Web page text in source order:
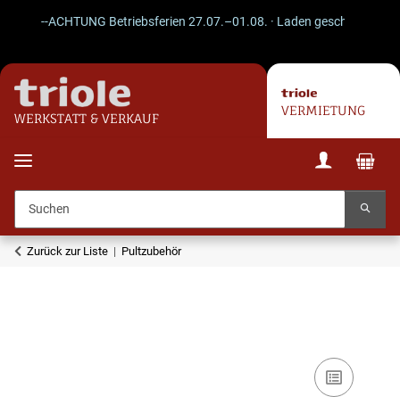
--ACHTUNG Betriebsferien 27.07.–01.08. · Laden geschlossen ·
WERKSTATT & VERKAUF
VERMIETUNG
Zurück zur Liste Pultzubehör